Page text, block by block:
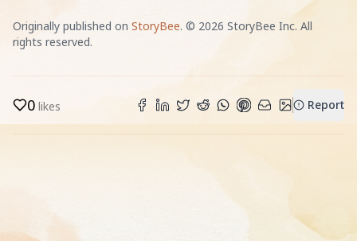
Originally published on StoryBee. © 2026 StoryBee Inc. All
rights reserved.
0 likes Report